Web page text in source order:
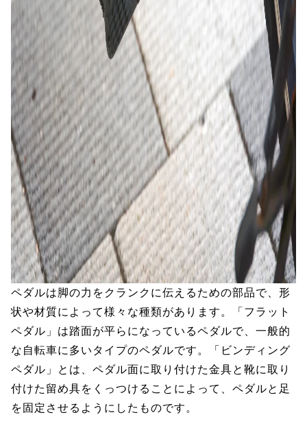
ペダルは脚の力をクランクに伝えるための部品で、形
状や材質によって様々な種類があります。「フラット
ペダル」は踏面が平らになっているペダルで、一般的
な自転車に多いタイプのペダルです。「ビンディング
ペダル」とは、ペダル面に取り付けた金具と靴に取り
付けた留め具をくっつけることによって、ペダルと足
を固定させるようにしたものです。